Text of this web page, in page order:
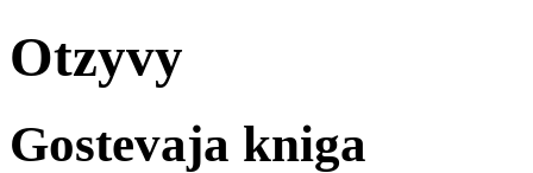
Otzyvy
Gostevaja kniga